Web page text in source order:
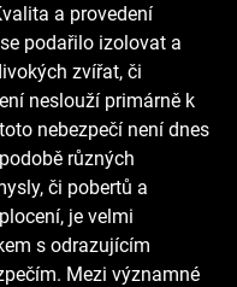
a provedení
podařilo izolovat a
zvířat, či
neslouží primárně k
nebezpečí není dnes
různých
či pobertů a
je velmi
s odrazujícím
Mezi významné